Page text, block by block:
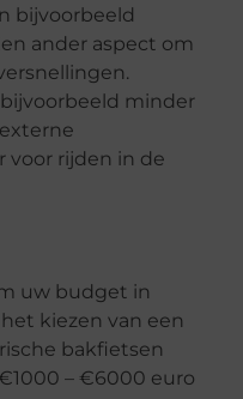
bijvoorbeeld
ander aspect om
minder
voor rijden in de
uw budget in
kiezen van een
bakfietsen
– €6000 euro